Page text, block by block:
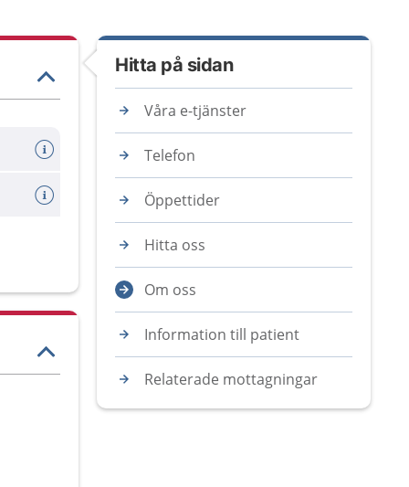
Hitta på sidan
Våra e-tjänster
Telefon
Öppettider
Hitta oss
Om oss
Information till patient
Relaterade mottagningar